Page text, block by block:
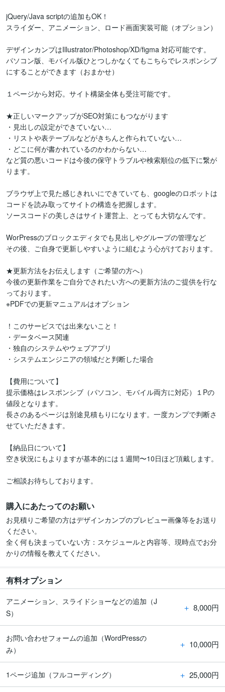
jQuery/Java scriptの追加もOK！
スライダー、アニメーション、ロード画面実装可能（オプション）
デザインカンプはIllustrator/Photoshop/XD/figma 対応可能です。
パソコン版、モバイル版ひとつしかなくてもこちらでレスポンシブ
にすることができます（おまかせ）
１ページから対応。サイト構築全体も受注可能です。
★正しいマークアップがSEO対策にもつながります
・見出しの設定ができていない…
・リストや表テーブルなどがきちんと作られていない…
・どこに何が書かれているのかわからない…
など質の悪いコードは今後の保守トラブルや検索順位の低下に繋が
ります。
ブラウザ上で見た感じきれいにできていても、googleのロボットは
コードを読み取ってサイトの構造を把握します。
ソースコードの美しさはサイト運営上、とっても大切なんです。
WorPressのブロックエディタでも見出しやグループの管理など
その後、ご自身で更新しやすいように組むよう心がけております。
★更新方法をお伝えします（ご希望の方へ）
今後の更新作業をご自分でされたい方への更新方法のご提供を行な
っております。
※PDFでの更新マニュアルはオプション
！このサービスでは出来ないこと！
・データベース関連
・独自のシステムやウェブアプリ
・システムエンジニアの領域だと判断した場合
【費用について】
提示価格はレスポンシブ（パソコン、モバイル両方に対応）１Pの
値段となります。
長さのあるページは別途見積もりになります。一度カンプで判断さ
せていただきます。
【納品日について】
空き状況にもよりますが基本的には１週間〜10日ほど頂戴します。
ご相談お待ちしております。
購入にあたってのお願い
お見積りご希望の方はデザインカンプのプレビュー画像等をお送り
ください。
全く何も決まっていない方：スケジュールと内容等、現時点でお分
かりの情報を教えてください。
有料オプション
アニメーション、スライドショーなどの追加（J
S）
＋ 8,000円
お問い合わせフォームの追加（WordPressの
み）
＋ 10,000円
1ページ追加（フルコーディング） ＋ 25,000円